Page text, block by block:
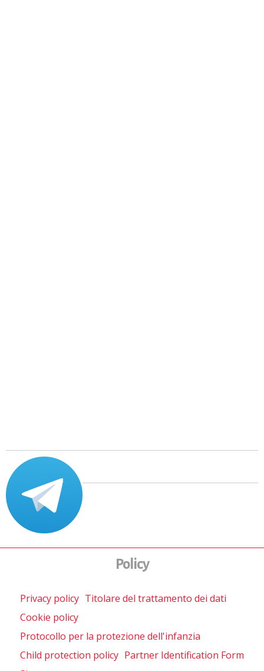
Policy
Privacy policy Titolare del trattamento dei dati
Cookie policy
Protocollo per la protezione dell'infanzia
Child protection policy Partner Identification Form